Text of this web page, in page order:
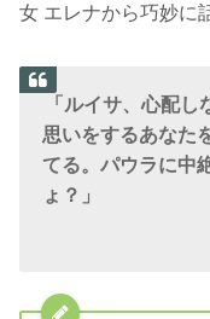
女 エレナから巧妙に
「ルイサ、心配
思いをするあなた
てる。パウラに中
ょ？」